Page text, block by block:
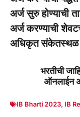
अर्ज सुरु होण्याची
अर्ज करण्याची
अधिकृत संकेतस्थळ
भरतीची
ऑनलाईन
IB Bharti 2023, IB